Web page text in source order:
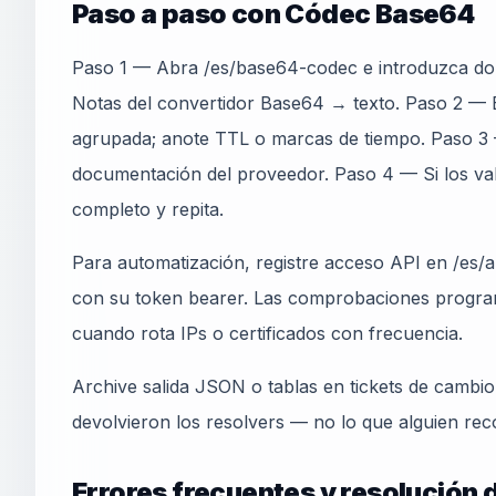
Paso a paso con Códec Base64
Paso 1 — Abra /es/base64-codec e introduzca
Notas del convertidor Base64 → texto. Paso 2 —
agrupada; anote TTL o marcas de tiempo. Paso
documentación del proveedor. Paso 4 — Si los
completo y repita.
Para automatización, registre acceso API en /es/
con su token bearer. Las comprobaciones
cuando rota IPs o certificados con frecuencia.
Archive salida JSON o tablas en tickets de
devolvieron los resolvers — no lo que alguien